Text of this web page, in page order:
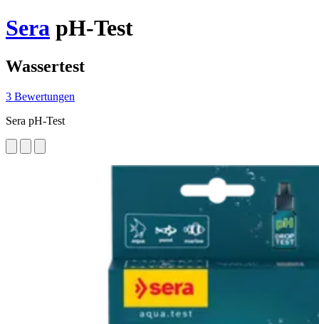
Sera pH-Test
Wassertest
3 Bewertungen
Sera pH-Test